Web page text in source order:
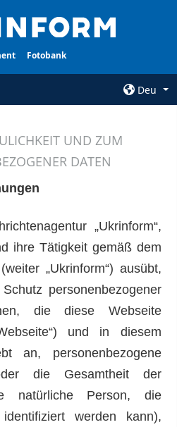
Fotobank
Deu
AGENTUR
services
Politik zur
Vertraulichkeit
und zum Schutz
personenbezogener
Daten
UND ZUM
DATEN
„Ukrinform“,
ihre Tätigkeit gemäß dem
„Ukrinform“) ausübt,
personenbezogener
die diese Webseite
und in diesem
an, personenbezogene
die Gesamtheit der
natürliche Person, die
werden kann),